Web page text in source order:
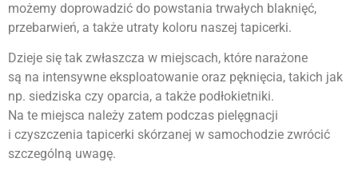
możemy doprowadzić do powstania trwałych blaknięć,
przebarwień, a także utraty koloru naszej tapicerki.
Dzieje się tak zwłaszcza w miejscach, które narażone
są na intensywne eksploatowanie oraz pęknięcia, takich jak
np. siedziska czy oparcia, a także podłokietniki.
Na te miejsca należy zatem podczas pielęgnacji
i czyszczenia tapicerki skórzanej w samochodzie zwrócić
szczególną uwagę.